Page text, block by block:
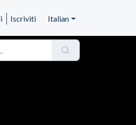
Iscriviti Italian